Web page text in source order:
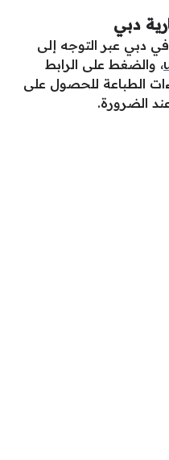
دبي
دبي عبر التوجه إلى
، والضغط على الرابط
الطباعة للحصول على
الضرورة.